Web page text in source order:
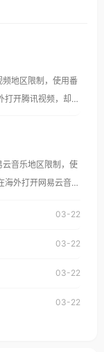
地区限制，使用番
版权限制问题，且
欧洲等国家和地区
音乐地区限制，使
个问题
的问题，无论人在
03-22
03-22
03-22
03-22